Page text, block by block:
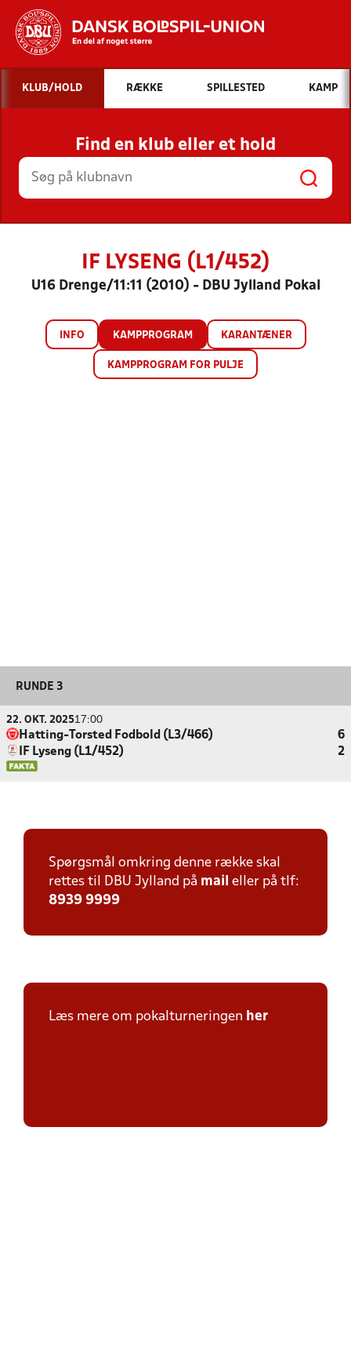
Hvad vil du søge efter?
INDHOLD OG NYHEDER
STILLINGER, RESULTATER, KLUBBER OG
HOLD
KLUB/HOLD RÆKKE SPILLESTED KAMP
Find en klub eller et hold
IF LYSENG (L1/452)
U16 Drenge/11:11 (2010) - DBU Jylland Pokal
INFO KAMPPROGRAM KARANTÆNER
KAMPPROGRAM FOR PULJE
RUNDE 3
22. OKT. 202517:00
Hatting-Torsted Fodbold (L3/466)
6
IF Lyseng (L1/452)
2
Spørgsmål omkring denne række skal
rettes til DBU Jylland på mail eller på tlf:
8939 9999
Læs mere om pokalturneringen her